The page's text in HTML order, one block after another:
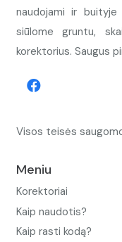
naudojami ir
siūlome gruntu,
korektorius. Saugus
Visos teisės
Meniu
Korektoriai
Kaip naudotis?
Kaip rasti kodą?